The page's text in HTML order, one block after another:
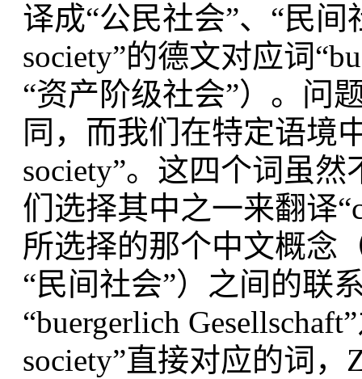
译成“公民社会”、“民
society”的德文对应词
“资产阶级社会”）。问
同，而我们在特定语境
society”。这四个词虽
们选择其中之一来翻译
所选择的那个中文概念
“民间社会”）之间的联
“buergerlich
society”直接对应的词